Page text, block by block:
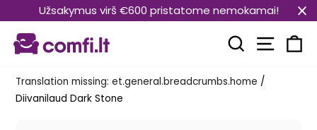
Translation
missing:
et.general.accessibility.skip_to_content
Užsakymus virš €600 pristatome nemokamai!
Translation
Translation missing: et.general.breadcrumbs.home /
Diivanilaud Dark Stone